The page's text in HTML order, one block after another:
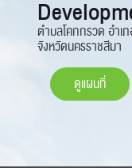
ตำบลโคกกรวด อำเ
จังหวัดนครราชสีมา
ดูแผนที่